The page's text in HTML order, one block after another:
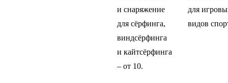
и снаряжение
для сёрфинга,
виндсёрфинга
и кайтсёрфинга
– от 10.
для
видов